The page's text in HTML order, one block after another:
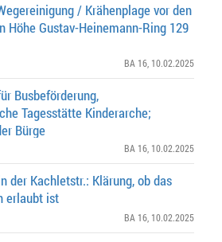
/ Krähenplage vor den
Höhe Gustav-Heinemann-Ring 129
BA 16 , 10.02.2025
Busbeförderung,
Tagesstätte Kinderarche;
Bürge
BA 16 , 10.02.2025
der Kachletstr.: Klärung, ob das
erlaubt ist
BA 16 , 10.02.2025